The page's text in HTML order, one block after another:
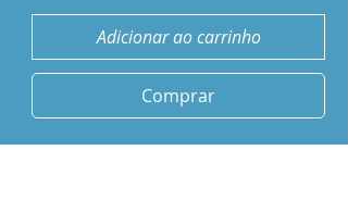
Adicionar ao carrinho
Comprar